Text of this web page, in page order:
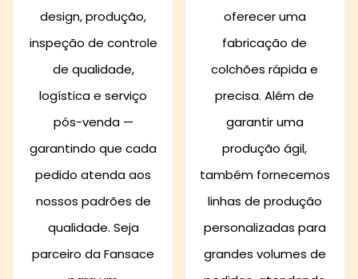
design, produção,
inspeção de controle
de qualidade,
logística e serviço
pós-venda —
garantindo que cada
pedido atenda aos
nossos padrões de
qualidade. Seja
parceiro da Fansace
oferecer uma
fabricação de
colchões rápida e
precisa. Além de
garantir uma
produção ágil,
também fornecemos
linhas de produção
personalizadas para
grandes volumes de